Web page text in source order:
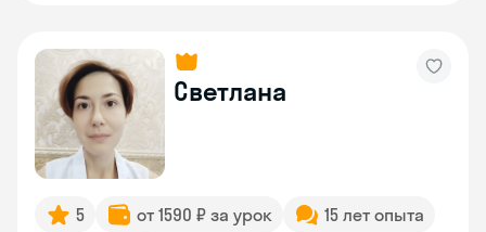
Светлана
5 от 1590 ₽ за урок
15 лет опыта